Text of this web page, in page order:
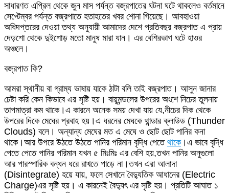
সাধারণত এপ্রিল থেকে জুন মাস পর্যন্ত বজ্রপাতের ঘটনা ঘটে থাকলেও বর্তমানে
সেপ্টেম্বর পর্যন্ত বজ্রপাতে হতাহতের খবর শোনা গিয়েছে। আবহাওয়া
অধিদপ্তরের দেওয়া তথ্য অনুযায়ী আমাদের দেশে প্রতিবছর বজ্রপাত এ প্রায়
দেড়শো থেকে দুইশোড় মতো মানুষ মারা যান। এর বেশিরভাগ ঘটে হাওর
অঞ্চলে।
বজ্রপাত কি?
আমরা স্থানীয় বা গ্রাম্য ভাষায় যাকে ঠাটা বলি তাই বজ্রপাত। আসুন জানার
চেষ্টা করি কেন কিভাবে এর সৃষ্টি হয়। বায়ূমন্ডলের উপরের অংশে নিচের তুলনায়
তাপমাত্রা কম থাকে।এ কারনে অনেক সময় দেখা যায় যে,নীচের দিক থেকে
উপরের দিকে মেঘের প্রবাহ হয়।এ ধরনের মেঘকে থান্ডার ক্লাউড (Thunder
Clouds) বলে। অন্যান্য মেঘের মত এ মেঘে ও ছোট ছোট পানির কনা
থাকে।আর উপরে উঠতে উঠতে পানির পরিমান বৃদ্ধি পেতে থাকে।এ ভাবে বৃদ্ধি
পেতে পেতে পানির পরিমান যখন ৫ মিঃমিঃ এর বেশি হয়,তখন পানির অনুগুলো
আর পারস্পারিক বন্ধন ধরে রাখতে পাড়ে না।তখন এরা আলাদা
(Disintegrate) হয়ে যায়, ফলে সেখানে বৈদ্যুতিক আধানের (Electric
Charge)এর সৃষ্টি হয়। এ কারনেই বৈদ্যুৎ এর সৃষ্টি হয়। প্রতিটি আঘাত ১